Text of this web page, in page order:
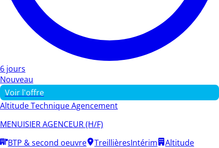
6 jours
Nouveau
Voir l'offre
Altitude Technique Agencement
MENUISIER AGENCEUR (H/F)
BTP & second oeuvre
TreillièresIntérim
Altitude